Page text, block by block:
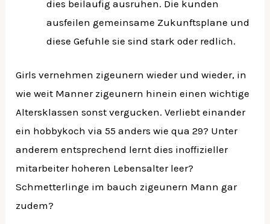
dies beilaufig ausruhen. Die kunden
ausfeilen gemeinsame Zukunftsplane und
diese Gefuhle sie sind stark oder redlich.
Girls vernehmen zigeunern wieder und wieder, in
wie weit Manner zigeunern hinein einen wichtige
Altersklassen sonst vergucken. Verliebt einander
ein hobbykoch via 55 anders wie qua 29? Unter
anderem entsprechend lernt dies inoffizieller
mitarbeiter hoheren Lebensalter leer?
Schmetterlinge im bauch zigeunern Mann gar
zudem?